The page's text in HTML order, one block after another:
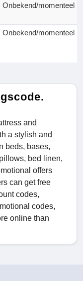
Onbekend/momenteel
Onbekend/momenteel
and
a stylish and
beds, bases,
bed linen,
offers
can get free
codes,
codes,
online than